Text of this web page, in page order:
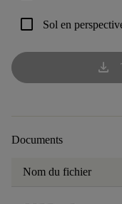
check_box_outline_blank Sol en
download
Documents
Nom du fichier